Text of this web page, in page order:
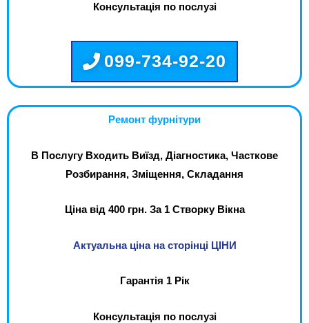
Консультація по послузі
099-734-92-20
Ремонт фурнітури
В Послугу Входить Виїзд, Діагностика, Часткове
Розбирання, Зміщення, Складання
Ціна від 400 грн. За 1 Створку Вікна
Актуальна ціна на сторінці ЦІНИ
Гарантія 1 Рік
Консультація по послузі